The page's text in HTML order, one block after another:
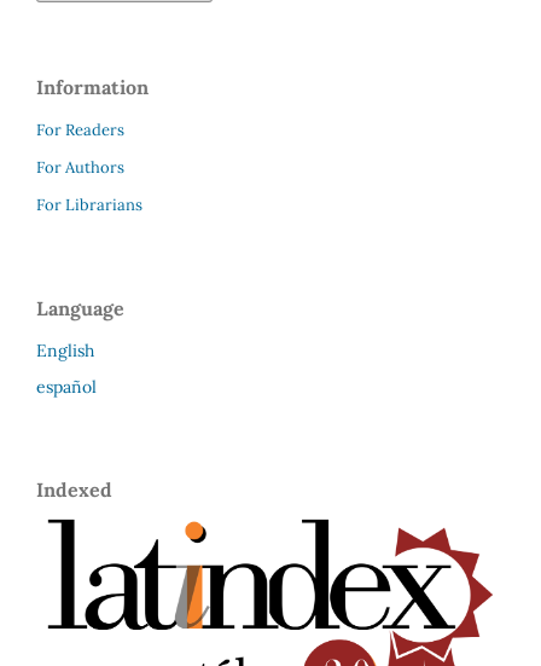
Information
For Readers
For Authors
For Librarians
Language
English
español
Indexed